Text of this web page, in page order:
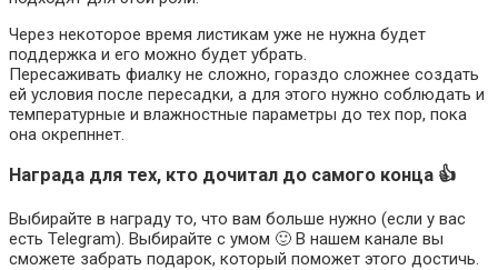
Через некоторое время листикам уже не нужна будет
поддержка и его можно будет убрать.
Пересаживать фиалку не сложно, гораздо сложнее создать
ей условия после пересадки, а для этого нужно соблюдать и
температурные и влажностные параметры до тех пор, пока
она окрепннет.
Награда для тех, кто дочитал до самого конца 👍
Выбирайте в награду то, что вам больше нужно (если у вас
есть Telegram). Выбирайте с умом 🙂 В нашем канале вы
сможете забрать подарок, который поможет этого достичь.